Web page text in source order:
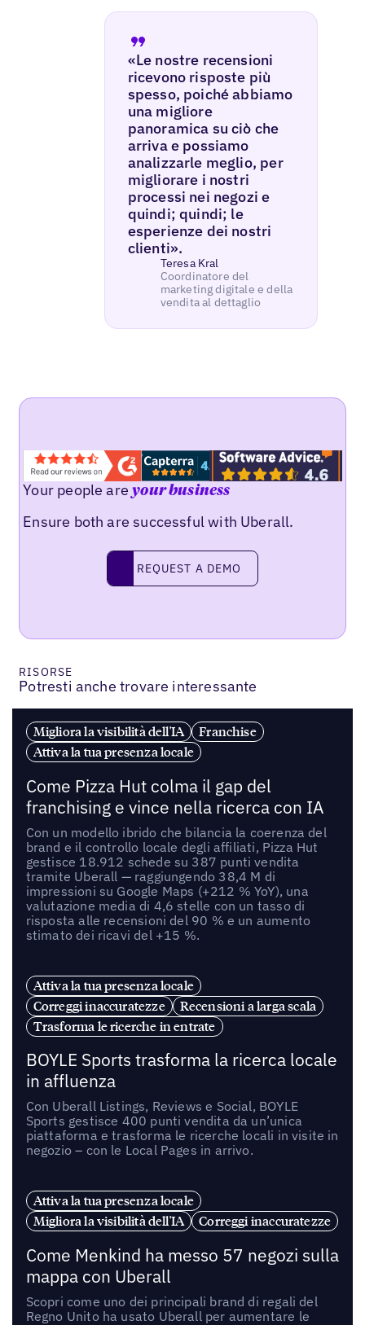
«Le nostre recensioni
ricevono risposte più
spesso, poiché abbiamo
una migliore
panoramica su ciò che
arriva e possiamo
analizzarle meglio, per
migliorare i nostri
processi nei negozi e
quindi; quindi; le
esperienze dei nostri
clienti».
Teresa Kral
Coordinatore del
marketing digitale e della
vendita al dettaglio
Your people areyour business
Ensure both are successful with Uberall.
request a demo
REQUEST A DEMO
RISORSE
Potresti anche trovare interessante
Migliora la visibilità dell'IA
Franchise
Attiva la tua presenza locale
Come Pizza Hut colma il gap del
franchising e vince nella ricerca con IA
Con un modello ibrido che bilancia la coerenza del
brand e il controllo locale degli affiliati, Pizza Hut
gestisce 18.912 schede su 387 punti vendita
tramite Uberall — raggiungendo 38,4 M di
impressioni su Google Maps (+212 % YoY), una
valutazione media di 4,6 stelle con un tasso di
risposta alle recensioni del 90 % e un aumento
stimato dei ricavi del +15 %.
Attiva la tua presenza locale
Correggi inaccuratezze
Recensioni a larga scala
Trasforma le ricerche in entrate
BOYLE Sports trasforma la ricerca locale
in affluenza
Con Uberall Listings, Reviews e Social, BOYLE
Sports gestisce 400 punti vendita da un’unica
piattaforma e trasforma le ricerche locali in visite in
negozio – con le Local Pages in arrivo.
Attiva la tua presenza locale
Migliora la visibilità dell'IA
Correggi inaccuratezze
Come Menkind ha messo 57 negozi sulla
mappa con Uberall
Scopri come uno dei principali brand di regali del
Regno Unito ha usato Uberall per aumentare le